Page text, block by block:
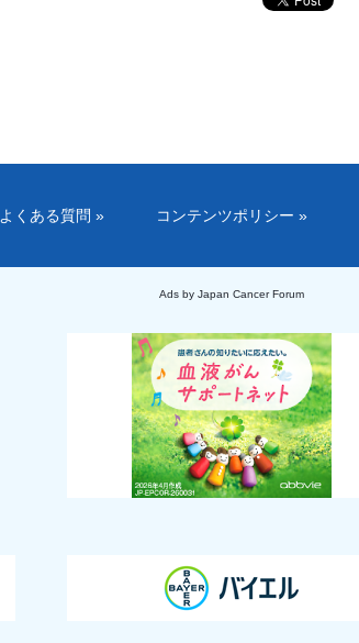
よくある質問 » コンテンツポリシー »
Ads by Japan Cancer Forum